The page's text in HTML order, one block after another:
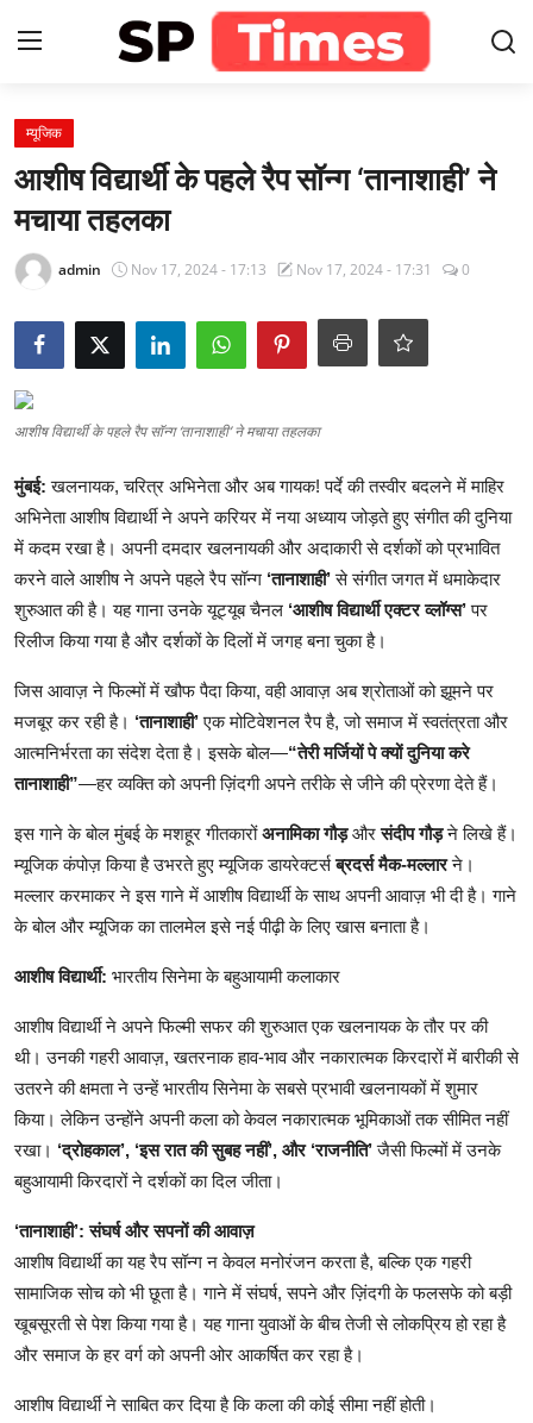
Contact
About
खेल
राजस्थान
मनोरंजन
शिक्षा
लाइफस्टाइल
देश
बिज़नेस
English
म्यूजिक
आशीष विद्यार्थी के पहले रैप सॉन्ग ‘तानाशाही’ ने
मचाया तहलका
admin Nov 17, 2024 - 17:13 Nov 17, 2024 - 17:31 0
आशीष विद्यार्थी के पहले रैप सॉन्ग ‘तानाशाही’ ने मचाया तहलका
मुंबई: खलनायक, चरित्र अभिनेता और अब गायक! पर्दे की तस्वीर बदलने में माहिर
अभिनेता आशीष विद्यार्थी ने अपने करियर में नया अध्याय जोड़ते हुए संगीत की दुनिया
में कदम रखा है। अपनी दमदार खलनायकी और अदाकारी से दर्शकों को प्रभावित
करने वाले आशीष ने अपने पहले रैप सॉन्ग ‘तानाशाही’से संगीत जगत में धमाकेदार
शुरुआत की है। यह गाना उनके यूट्यूब चैनल ‘आशीष विद्यार्थी एक्टर व्लॉग्स’पर
रिलीज किया गया है और दर्शकों के दिलों में जगह बना चुका है।
जिस आवाज़ ने फिल्मों में खौफ पैदा किया, वही आवाज़ अब श्रोताओं को झूमने पर
मजबूर कर रही है। ‘तानाशाही’एक मोटिवेशनल रैप है, जो समाज में स्वतंत्रता और
आत्मनिर्भरता का संदेश देता है। इसके बोल—“तेरी मर्जियों पे क्यों दुनिया करे
तानाशाही”—हर व्यक्ति को अपनी ज़िंदगी अपने तरीके से जीने की प्रेरणा देते हैं।
इस गाने के बोल मुंबई के मशहूर गीतकारोंअनामिका गौड़औरसंदीप गौड़ने लिखे हैं।
म्यूजिक कंपोज़ किया है उभरते हुए म्यूजिक डायरेक्टर्सब्रदर्स मैक-मल्लारने।
मल्लार करमाकर ने इस गाने में आशीष विद्यार्थी के साथ अपनी आवाज़ भी दी है। गाने
के बोल और म्यूजिक का तालमेल इसे नई पीढ़ी के लिए खास बनाता है।
आशीष विद्यार्थी: भारतीय सिनेमा के बहुआयामी कलाकार
आशीष विद्यार्थी ने अपने फिल्मी सफर की शुरुआत एक खलनायक के तौर पर की
थी। उनकी गहरी आवाज़, खतरनाक हाव-भाव और नकारात्मक किरदारों में बारीकी से
उतरने की क्षमता ने उन्हें भारतीय सिनेमा के सबसे प्रभावी खलनायकों में शुमार
किया। लेकिन उन्होंने अपनी कला को केवल नकारात्मक भूमिकाओं तक सीमित नहीं
रखा। ‘द्रोहकाल’, ‘इस रात की सुबह नहीं’, और ‘राजनीति’जैसी फिल्मों में उनके
बहुआयामी किरदारों ने दर्शकों का दिल जीता।
‘तानाशाही’: संघर्ष और सपनों की आवाज़
आशीष विद्यार्थी का यह रैप सॉन्ग न केवल मनोरंजन करता है, बल्कि एक गहरी
सामाजिक सोच को भी छूता है। गाने में संघर्ष, सपने और ज़िंदगी के फलसफे को बड़ी
खूबसूरती से पेश किया गया है। यह गाना युवाओं के बीच तेजी से लोकप्रिय हो रहा है
और समाज के हर वर्ग को अपनी ओर आकर्षित कर रहा है।
आशीष विद्यार्थी ने साबित कर दिया है कि कला की कोई सीमा नहीं होती।